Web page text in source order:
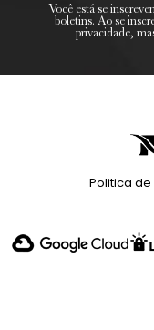
Você está se
boletins. Ao se
privacidade,
Politica de